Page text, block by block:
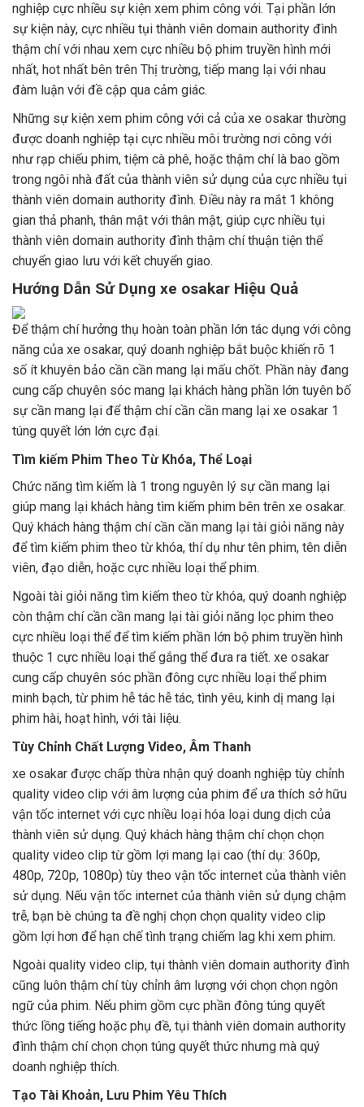
nghiệp cực nhiều sự kiện xem phim công với. Tại phần lớn
sự kiện này, cực nhiều tụi thành viên domain authority đình
thậm chí với nhau xem cực nhiều bộ phim truyền hình mới
nhất, hot nhất bên trên Thị trường, tiếp mang lại với nhau
đàm luận với đề cập qua cảm giác.
Những sự kiện xem phim công với cả của xe osakar thường
được doanh nghiệp tại cực nhiều môi trường nơi công với
như rạp chiếu phim, tiệm cà phê, hoặc thậm chí là bao gồm
trong ngôi nhà đất của thành viên sử dụng của cực nhiều tụi
thành viên domain authority đình. Điều này ra mắt 1 không
gian thả phanh, thân mật với thân mật, giúp cực nhiều tụi
thành viên domain authority đình thậm chí thuận tiện thể
chuyển giao lưu với kết chuyển giao.
Hướng Dẫn Sử Dụng xe osakar Hiệu Quả
Để thậm chí hưởng thụ hoàn toàn phần lớn tác dụng với công
năng của xe osakar, quý doanh nghiệp bắt buộc khiến rõ 1
số ít khuyên bảo cần cần mang lại mấu chốt. Phần này đang
cung cấp chuyên sóc mang lại khách hàng phần lớn tuyên bố
sự cần mang lại để thậm chí cần cần mang lại xe osakar 1
túng quyết lớn lớn cực đại.
Tìm kiếm Phim Theo Từ Khóa, Thể Loại
Chức năng tìm kiếm là 1 trong nguyên lý sự cần mang lại
giúp mang lại khách hàng tìm kiếm phim bên trên xe osakar.
Quý khách hàng thậm chí cần cần mang lại tài giỏi năng này
để tìm kiếm phim theo từ khóa, thí dụ như tên phim, tên diễn
viên, đạo diễn, hoặc cực nhiều loại thể phim.
Ngoài tài giỏi năng tìm kiếm theo từ khóa, quý doanh nghiệp
còn thậm chí cần cần mang lại tài giỏi năng lọc phim theo
cực nhiều loại thể để tìm kiếm phần lớn bộ phim truyền hình
thuộc 1 cực nhiều loại thể gắng thể đưa ra tiết. xe osakar
cung cấp chuyên sóc phần đông cực nhiều loại thể phim
minh bạch, từ phim hễ tác hễ tác, tình yêu, kinh dị mang lại
phim hài, hoạt hình, với tài liệu.
Tùy Chỉnh Chất Lượng Video, Âm Thanh
xe osakar được chấp thừa nhận quý doanh nghiệp tùy chỉnh
quality video clip với âm lượng của phim để ưa thích sở hữu
vận tốc internet với cực nhiều loại hóa loại dung dịch của
thành viên sử dụng. Quý khách hàng thậm chí chọn chọn
quality video clip từ gồm lợi mang lại cao (thí dụ: 360p,
480p, 720p, 1080p) tùy theo vận tốc internet của thành viên
sử dụng. Nếu vận tốc internet của thành viên sử dụng chậm
trễ, bạn bè chúng ta đề nghị chọn chọn quality video clip
gồm lợi hơn để hạn chế tình trạng chiếm lag khi xem phim.
Ngoài quality video clip, tụi thành viên domain authority đình
cũng luôn thậm chí tùy chỉnh âm lượng với chọn chọn ngôn
ngữ của phim. Nếu phim gồm cực phần đông túng quyết
thức lồng tiếng hoặc phụ đề, tụi thành viên domain authority
đình thậm chí chọn chọn túng quyết thức nhưng mà quý
doanh nghiệp thích.
Tạo Tài Khoản, Lưu Phim Yêu Thích